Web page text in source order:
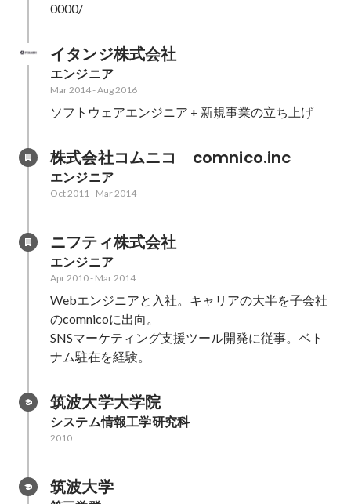
0000/
イタンジ株式会社
エンジニア
Mar 2014-Aug 2016
ソフトウェアエンジニア + 新規事業の立ち上げ
株式会社コムニコ　comnico.inc
エンジニア
Oct 2011- Mar 2014
ニフティ株式会社
エンジニア
Apr 2010- Mar 2014
Webエンジニアと入社。キャリアの大半を子会社
のcomnicoに出向。
SNSマーケティング支援ツール開発に従事。ベト
ナム駐在を経験。
筑波大学大学院
システム情報工学研究科
2010
筑波大学